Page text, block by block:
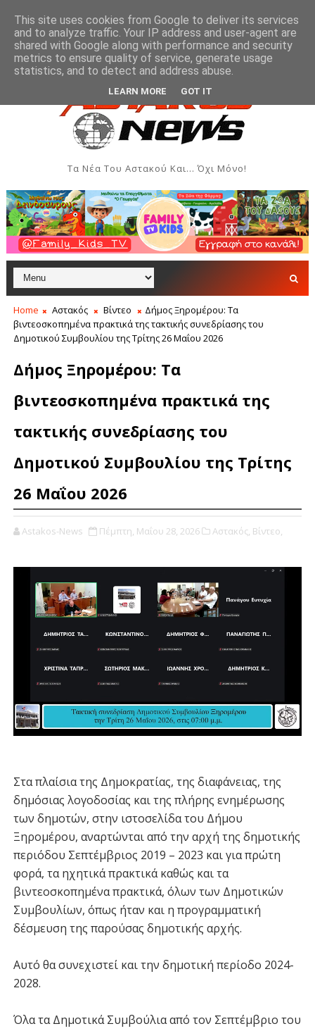
Εβδομάδας Ιονίου στον Αστακό ΠΟΛΙΤΙΣΜΌΣ Σήμερα η
Τα Νέα Του Αστακού Και... Όχι Μόνο!
Home Αστακός Βίντεο
Δήμος Ξηρομέρου: Τα
βιντεοσκοπημένα πρακτικά της τακτικής συνεδρίασης του
Δημοτικού Συμβουλίου της Τρίτης 26 Μαΐου 2026
Δήμος Ξηρομέρου: Τα
βιντεοσκοπημένα πρακτικά της
τακτικής συνεδρίασης του
Δημοτικού Συμβουλίου της Τρίτης
26 Μαΐου 2026
Astakos-News Πέμπτη, Μαΐου 28, 2026 Αστακός, Βίντεο,
Στα πλαίσια της Δημοκρατίας, της διαφάνειας, της
δημόσιας λογοδοσίας και της πλήρης ενημέρωσης
των δημοτών, στην ιστοσελίδα του Δήμου
Ξηρομέρου, αναρτώνται από την αρχή της δημοτικής
περιόδου Σεπτέμβριος 2019 – 2023 και για πρώτη
φορά, τα ηχητικά πρακτικά καθώς και τα
βιντεοσκοπημένα πρακτικά, όλων των Δημοτικών
Συμβουλίων, όπως ήταν και η προγραμματική
δέσμευση της παρούσας δημοτικής αρχής.
Αυτό θα συνεχιστεί και την δημοτική περίοδο 2024-
2028.
Όλα τα Δημοτικά Συμβούλια από τον Σεπτέμβριο του
This site uses cookies from Google to deliver its services
and to analyze traffic. Your IP address and user-agent are
shared with Google along with performance and security
metrics to ensure quality of service, generate usage
statistics, and to detect and address abuse.
LEARN MORE GOT IT